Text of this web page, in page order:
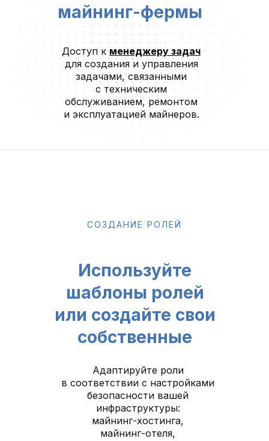
Доступ кменеджеру задач
для создания и управления
задачами, связанными
с техническим
обслуживанием, ремонтом
и эксплуатацией майнеров.
майнинг-фермы
СОЗДАНИЕ РОЛЕЙ
Адаптируйте роли
в соответствии с настройками
безопасности вашей
инфраструктуры:
майнинг-хостинга,
майнинг-отеля,
Используйте
шаблоны ролей
или создайте свои
собственные